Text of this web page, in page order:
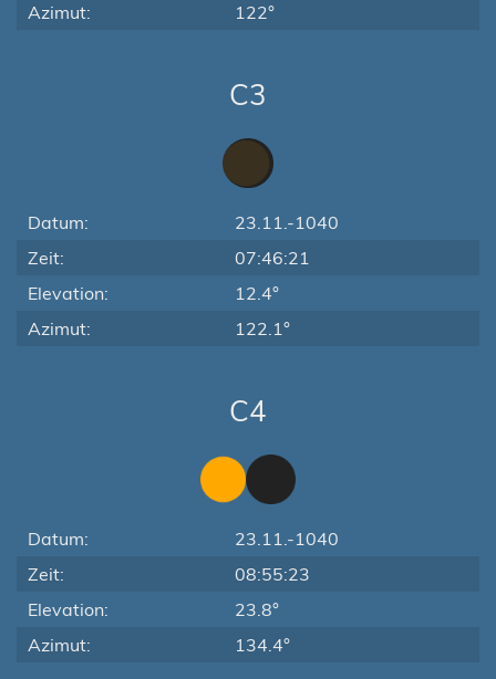
Azimut:
122°
C3
Datum:
23.11.-1040
Zeit:
07:46:21
Elevation:
12.4°
Azimut:
122.1°
C4
Datum:
23.11.-1040
Zeit:
08:55:23
Elevation:
23.8°
Azimut:
134.4°